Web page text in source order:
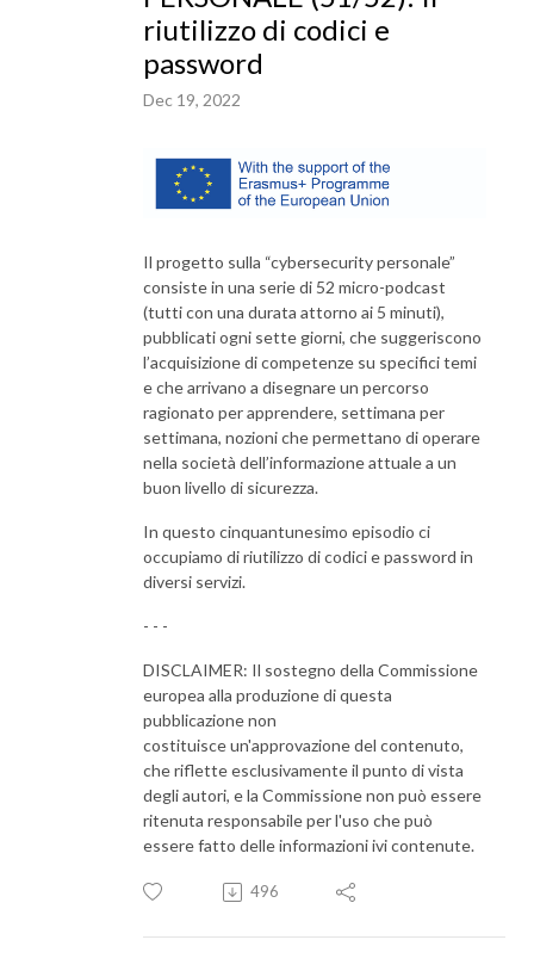
riutilizzo di codici e
password
Dec 19, 2022
Il progetto sulla “cybersecurity personale”
consiste in una serie di 52 micro-podcast
(tutti con una durata attorno ai 5 minuti),
pubblicati ogni sette giorni, che suggeriscono
l’acquisizione di competenze su specifici temi
e che arrivano a disegnare un percorso
ragionato per apprendere, settimana per
settimana, nozioni che permettano di operare
nella società dell’informazione attuale a un
buon livello di sicurezza.
In questo cinquantunesimo episodio ci
occupiamo di riutilizzo di codici e password in
diversi servizi.
- - -
DISCLAIMER: Il sostegno della Commissione
europea alla produzione di questa
pubblicazione non
costituisce un'approvazione del contenuto,
che riflette esclusivamente il punto di vista
degli autori, e la Commissione non può essere
ritenuta responsabile per l'uso che può
essere fatto delle informazioni ivi contenute.
496